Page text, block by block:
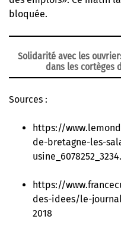
bloquée.
Solidarité avec les
dans les cortèges
Sources :
https://
de-bretagne-les-
https://
des-idees/le-
2018